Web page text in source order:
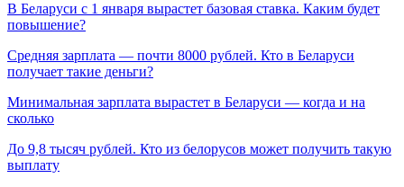
В Беларуси с 1 января вырастет базовая ставка. Каким будет
повышение?
Средняя зарплата — почти 8000 рублей. Кто в Беларуси
получает такие деньги?
Минимальная зарплата вырастет в Беларуси — когда и на
сколько
До 9,8 тысяч рублей. Кто из белорусов может получить такую
выплату